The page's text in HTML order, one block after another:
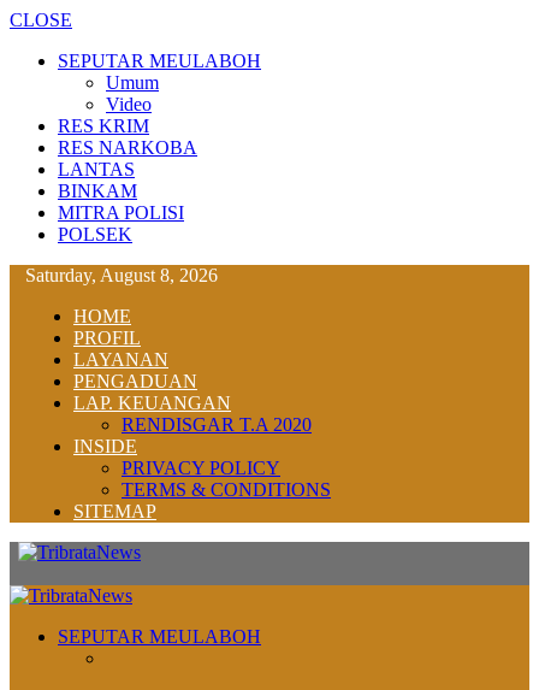
CLOSE
SEPUTAR MEULABOH
Umum
Video
RES KRIM
RES NARKOBA
LANTAS
BINKAM
MITRA POLISI
POLSEK
Saturday, August 8, 2026
HOME
PROFIL
LAYANAN
PENGADUAN
LAP. KEUANGAN
RENDISGAR T.A 2020
INSIDE
PRIVACY POLICY
TERMS & CONDITIONS
SITEMAP
SEPUTAR MEULABOH